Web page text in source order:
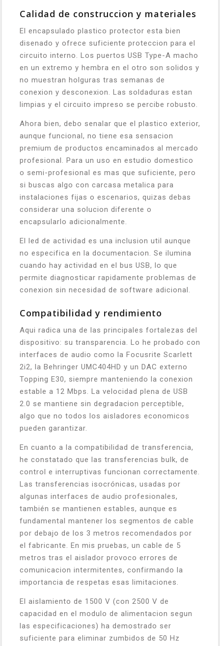
Calidad de construccion y materiales
El encapsulado plastico protector esta bien
disenado y ofrece suficiente proteccion para el
circuito interno. Los puertos USB Type-A macho
en un extremo y hembra en el otro son solidos y
no muestran holguras tras semanas de
conexion y desconexion. Las soldaduras estan
limpias y el circuito impreso se percibe robusto.
Ahora bien, debo senalar que el plastico exterior,
aunque funcional, no tiene esa sensacion
premium de productos encaminados al mercado
profesional. Para un uso en estudio domestico
o semi-profesional es mas que suficiente, pero
si buscas algo con carcasa metalica para
instalaciones fijas o escenarios, quizas debas
considerar una solucion diferente o
encapsularlo adicionalmente.
El led de actividad es una inclusion util aunque
no especifica en la documentacion. Se ilumina
cuando hay actividad en el bus USB, lo que
permite diagnosticar rapidamente problemas de
conexion sin necesidad de software adicional.
Compatibilidad y rendimiento
Aqui radica una de las principales fortalezas del
dispositivo: su transparencia. Lo he probado con
interfaces de audio como la Focusrite Scarlett
2i2, la Behringer UMC404HD y un DAC externo
Topping E30, siempre manteniendo la conexion
estable a 12 Mbps. La velocidad plena de USB
2.0 se mantiene sin degradacion perceptible,
algo que no todos los aisladores economicos
pueden garantizar.
En cuanto a la compatibilidad de transferencia,
he constatado que las transferencias bulk, de
control e interruptivas funcionan correctamente.
Las transferencias isocrónicas, usadas por
algunas interfaces de audio profesionales,
también se mantienen estables, aunque es
fundamental mantener los segmentos de cable
por debajo de los 3 metros recomendados por
el fabricante. En mis pruebas, un cable de 5
metros tras el aislador provoco errores de
comunicacion intermitentes, confirmando la
importancia de respetas esas limitaciones.
El aislamiento de 1500 V (con 2500 V de
capacidad en el modulo de alimentacion segun
las especificaciones) ha demostrado ser
suficiente para eliminar zumbidos de 50 Hz